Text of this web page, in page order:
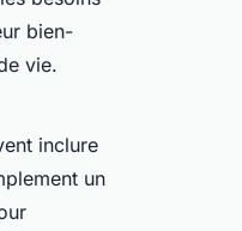
bien-
vie.
inclure
un